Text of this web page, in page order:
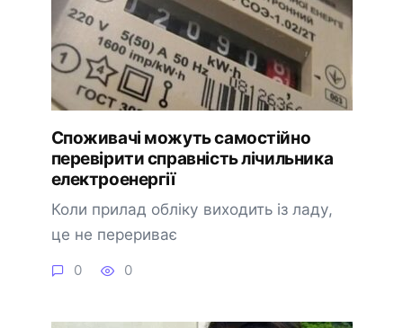
Споживачі можуть самостійно
перевірити справність лічильника
електроенергії
Коли прилад обліку виходить із ладу,
це не перериває
0 0